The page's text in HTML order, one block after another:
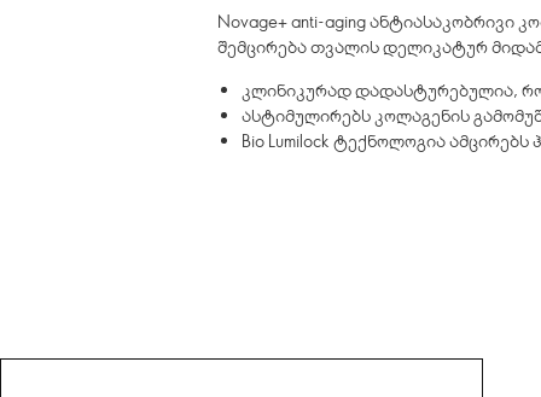
Novage+ anti-aging ანტიასაკობრივი
შემცირება თვალის დელიკატურ
კლინიკურად დადასტურებულია,
ასტიმულირებს კოლაგენის
Bio Lumilock ტექნოლოგია